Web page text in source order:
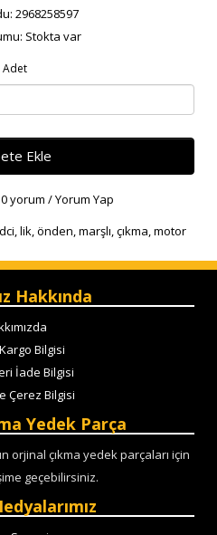
2968258597
Stokta var
Adet
Ekle
0 yorum /Yorum Yap
dci,lik,önden,marşlı,çıkma,motor
Hakkında
Bilgisi
İade Bilgisi
Çerez Bilgisi
Yedek Parça
orjinal çıkma yedek parçaları için
geçebilirsiniz.